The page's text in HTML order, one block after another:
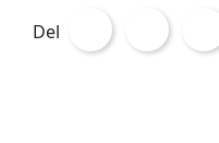
Del